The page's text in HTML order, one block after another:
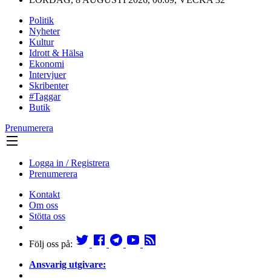
Politik
Nyheter
Kultur
Idrott & Hälsa
Ekonomi
Intervjuer
Skribenter
#Taggar
Butik
Prenumerera
Logga in / Registrera
Prenumerera
Kontakt
Om oss
Stötta oss
Följ oss på:
Ansvarig utgivare: